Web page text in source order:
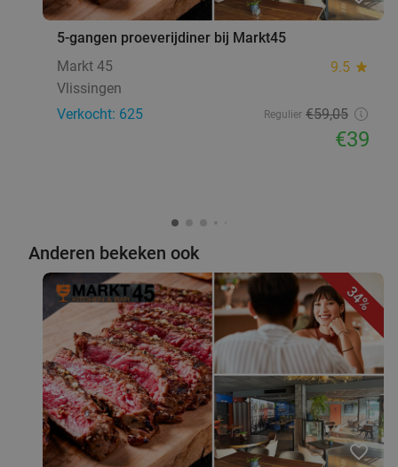
5-gangen proeverijdiner bij Markt45
Markt 45
9.5 star
Vlissingen
Verkocht: 625
Regulier €59,05
€39
Anderen bekeken ook
34%
favorite_border